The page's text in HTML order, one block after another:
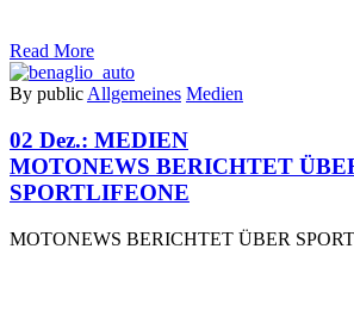
Read More
By public Allgemeines Medien
02 Dez.: MEDIEN
MOTONEWS BERICHTET
SPORTLIFEONE
MOTONEWS BERICHTET ÜBER